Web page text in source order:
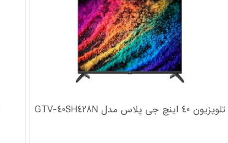
تلویزیون 40 اینچ جی پلاس مدل GTV-40SH428N